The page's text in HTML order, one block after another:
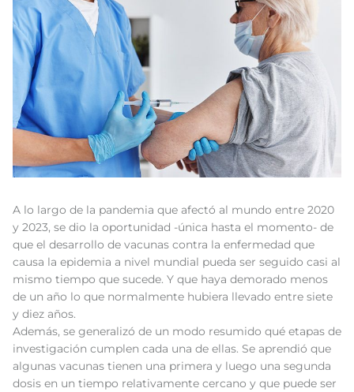
A lo largo de la pandemia que afectó al mundo entre 2020
y 2023, se dio la oportunidad -única hasta el momento- de
que el desarrollo de vacunas contra la enfermedad que
causa la epidemia a nivel mundial pueda ser seguido casi al
mismo tiempo que sucede. Y que haya demorado menos
de un año lo que normalmente hubiera llevado entre siete
y diez años.
Además, se generalizó de un modo resumido qué etapas de
investigación cumplen cada una de ellas. Se aprendió que
algunas vacunas tienen una primera y luego una segunda
dosis en un tiempo relativamente cercano y que puede ser